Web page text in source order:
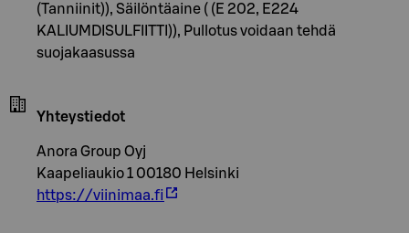
(Tanniinit)), Säilöntäaine ( (E 202, E224
KALIUMDISULFIITTI)), Pullotus voidaan tehdä
suojakaasussa
Yhteystiedot
Anora Group Oyj
Kaapeliaukio 1 00180 Helsinki
https://viinimaa.fi